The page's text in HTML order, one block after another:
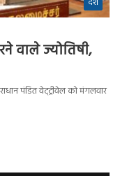
वाले ज्योतिषी,
पंडित वेट्ट्रीवेल को मंगलवार